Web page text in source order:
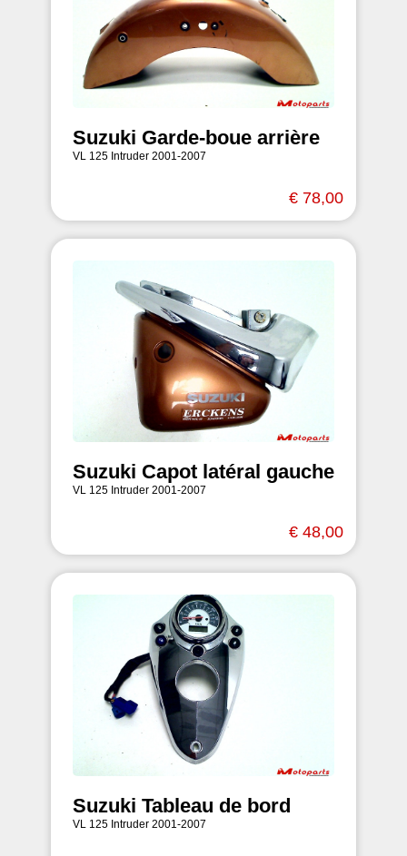
Suzuki Garde-boue arrière
VL 125 Intruder 2001-2007
€ 78,00
Suzuki Capot latéral gauche
VL 125 Intruder 2001-2007
€ 48,00
Suzuki Tableau de bord
VL 125 Intruder 2001-2007